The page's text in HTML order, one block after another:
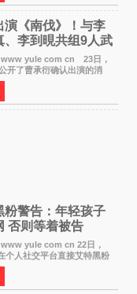
演《南伐》！与李
、李到晛共组9人武
yule com cn 23日，
开了曹承衍确认出演的消
现出独特色彩的曹承衍将在
箭技术的弓箭手，他将在这
粉警告：年轻孩子
否则等着被告
yule com cn 22日，
个人社交平台直接艾特黑粉
长期以来的恶意攻击，引发
在文中表示，自己早已注